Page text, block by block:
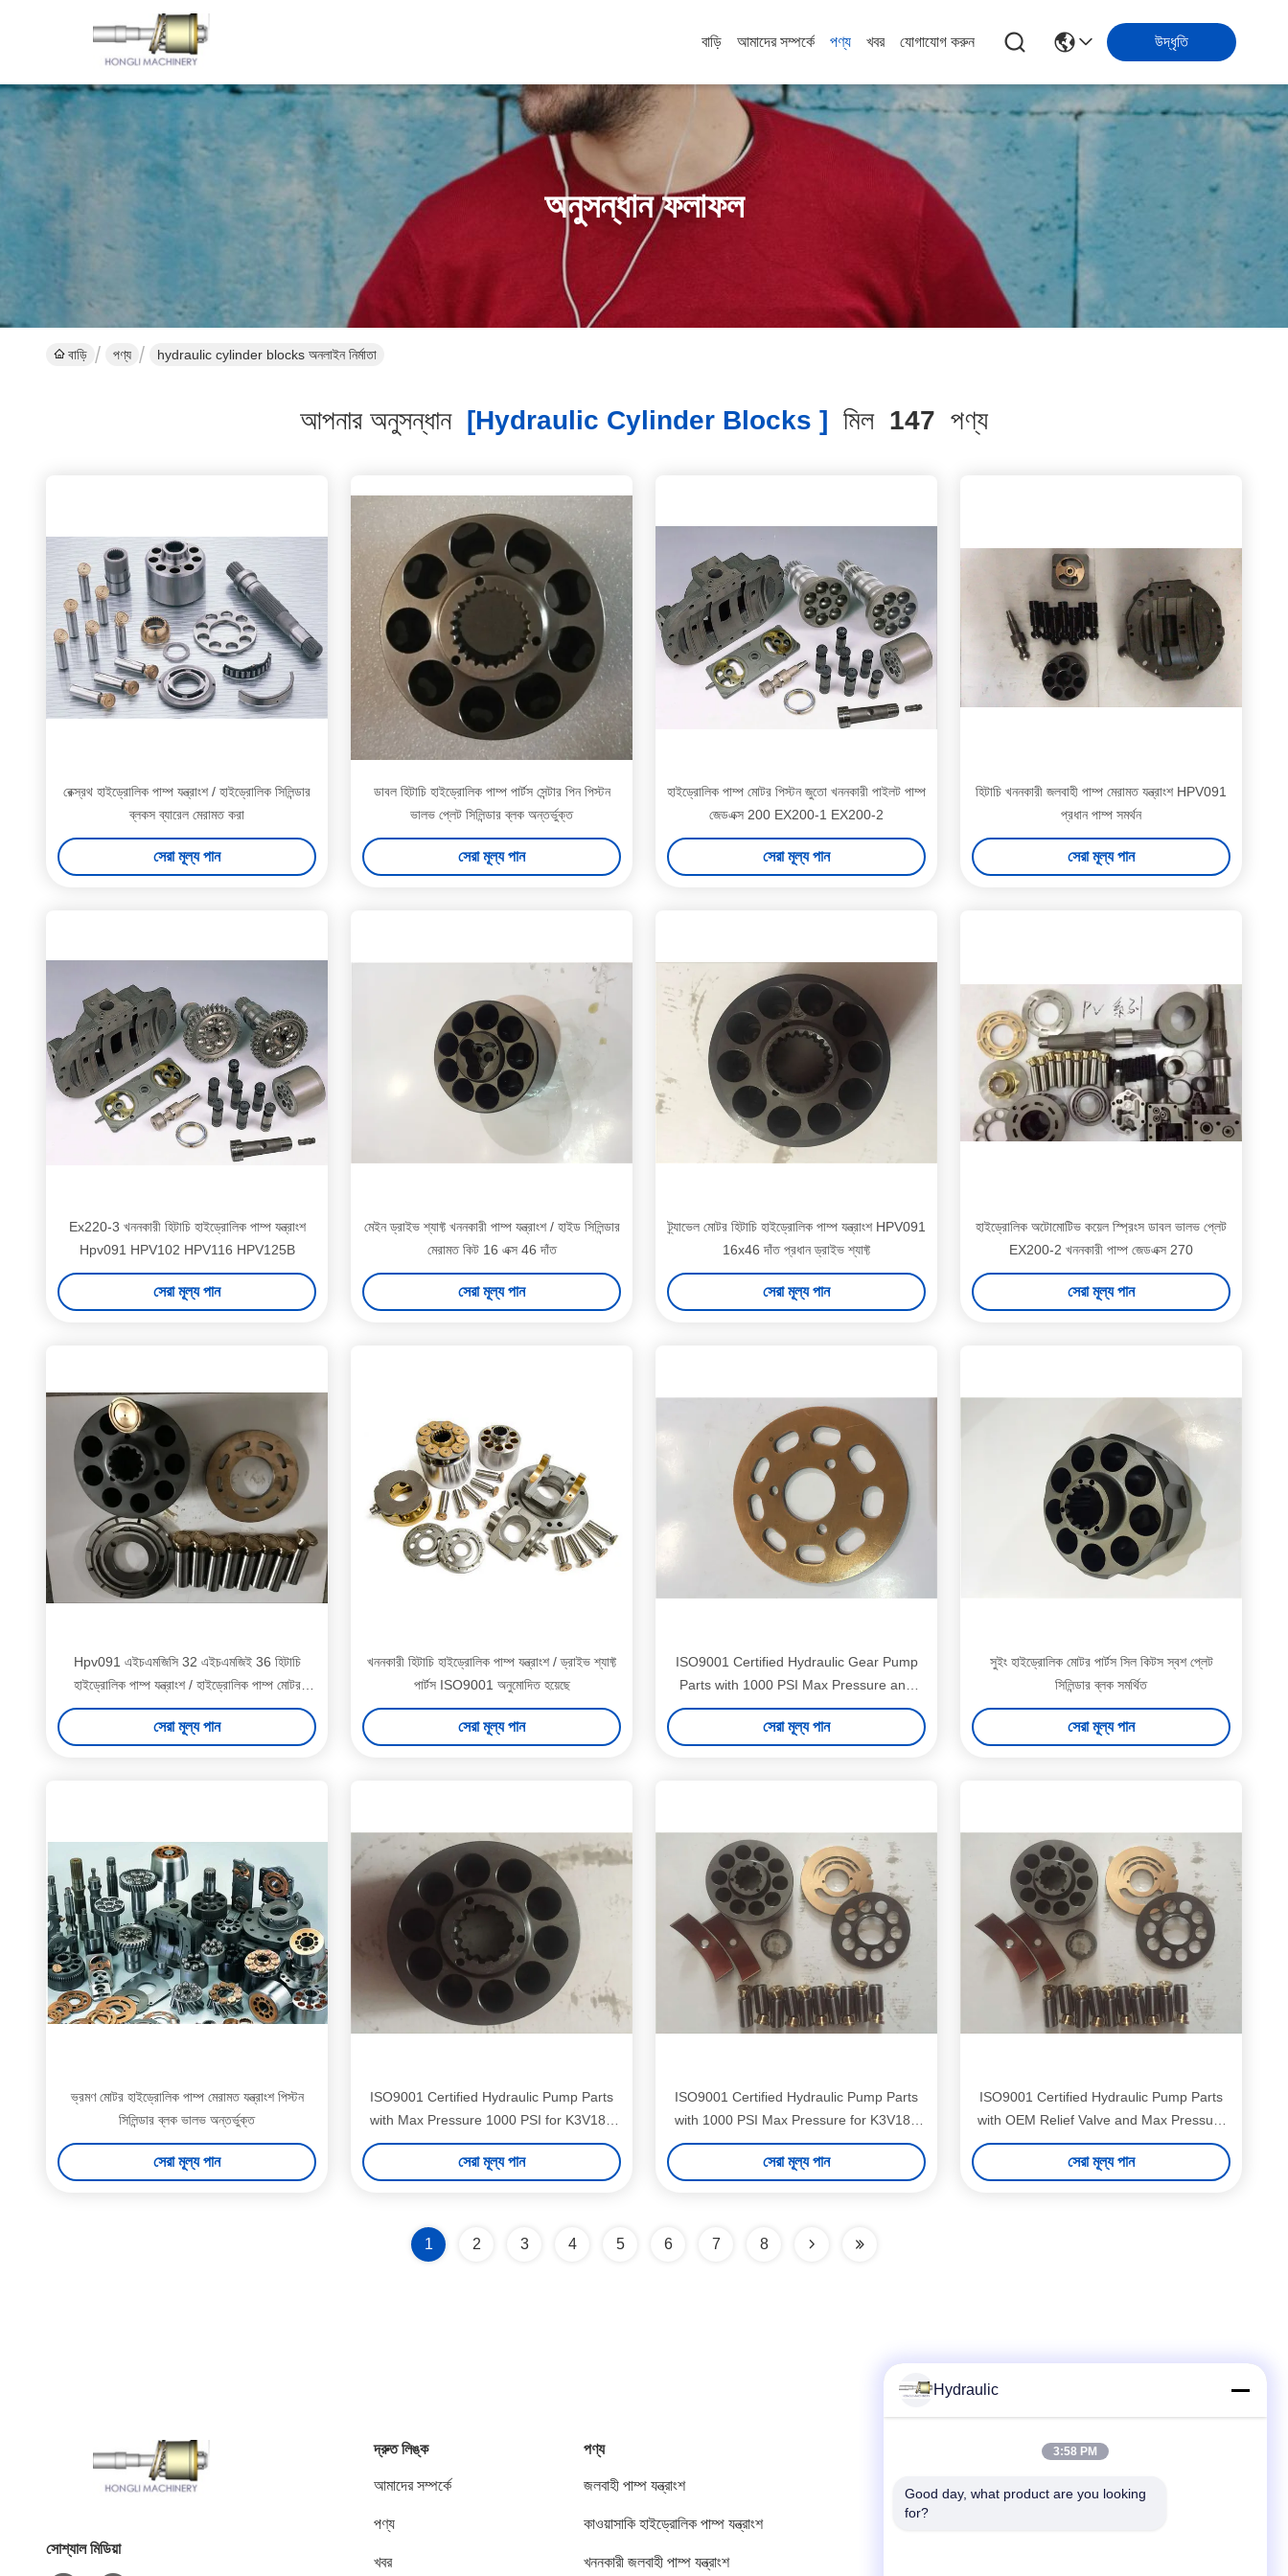
বাড়ি আমাদের সম্পর্কে পণ্য খবর যোগাযোগ করুন উদ্ধৃতি
অনুসন্ধান ফলাফল
বাড়ি পণ্য hydraulic cylinder blocks অনলাইন নির্মাতা
আপনার অনুসন্ধান[hydraulic Cylinder Blocks ] মিল 147 পণ্য
রেক্স্রথ হাইড্রোলিক পাম্প যন্ত্রাংশ / হাইড্রোলিক সিলিন্ডার
ব্লকস ব্যারেল মেরামত করা
সেরা মূল্য পান
ডাবল হিটাচি হাইড্রোলিক পাম্প পার্টস সেন্টার পিন পিস্টন
ভালভ প্লেট সিলিন্ডার ব্লক অন্তর্ভুক্ত
সেরা মূল্য পান
হাইড্রোলিক পাম্প মোটর পিস্টন জুতো খননকারী পাইলট পাম্প
জেডএক্স 200 EX200-1 EX200-2
সেরা মূল্য পান
হিটাচি খননকারী জলবাহী পাম্প মেরামত যন্ত্রাংশ HPV091
প্রধান পাম্প সমর্থন
সেরা মূল্য পান
Ex220-3 খননকারী হিটাচি হাইড্রোলিক পাম্প যন্ত্রাংশ
Hpv091 HPV102 HPV116 HPV125B
সেরা মূল্য পান
মেইন ড্রাইভ শ্যাফ্ট খননকারী পাম্প যন্ত্রাংশ / হাইড সিলিন্ডার
মেরামত কিট 16 এক্স 46 দাঁত
সেরা মূল্য পান
ট্র্যাভেল মোটর হিটাচি হাইড্রোলিক পাম্প যন্ত্রাংশ HPV091
16x46 দাঁত প্রধান ড্রাইভ শ্যাফ্ট
সেরা মূল্য পান
হাইড্রোলিক অটোমোটিভ কয়েল স্প্রিংস ডাবল ভালভ প্লেট
EX200-2 খননকারী পাম্প জেডএক্স 270
সেরা মূল্য পান
Hpv091 এইচএমজিসি 32 এইচএমজিই 36 হিটাচি
হাইড্রোলিক পাম্প যন্ত্রাংশ / হাইড্রোলিক পাম্প মোটর
যন্ত্রাংশ
সেরা মূল্য পান
খননকারী হিটাচি হাইড্রোলিক পাম্প যন্ত্রাংশ / ড্রাইভ শ্যাফ্ট
পার্টস ISO9001 অনুমোদিত হয়েছে
সেরা মূল্য পান
ISO9001 Certified Hydraulic Gear Pump
Parts with 1000 PSI Max Pressure and
Teijin Seiki GM28/GM35/GM38
Compatibility
সেরা মূল্য পান
সুইং হাইড্রোলিক মোটর পার্টস সিল কিটস স্বশ প্লেট
সিলিন্ডার ব্লক সমর্থিত
সেরা মূল্য পান
ভ্রমণ মোটর হাইড্রোলিক পাম্প মেরামত যন্ত্রাংশ পিস্টন
সিলিন্ডার ব্লক ভালভ অন্তর্ভুক্ত
সেরা মূল্য পান
ISO9001 Certified Hydraulic Pump Parts
with Max Pressure 1000 PSI for K3V180
Pump Model
সেরা মূল্য পান
ISO9001 Certified Hydraulic Pump Parts
with 1000 PSI Max Pressure for K3V180
Pump Model
সেরা মূল্য পান
ISO9001 Certified Hydraulic Pump Parts
with OEM Relief Valve and Max Pressure
1000 PSI
সেরা মূল্য পান
1 2 3 4 5 6 7 8
সোশ্যাল মিডিয়া
দ্রুত লিঙ্ক
আমাদের সম্পর্কে
পণ্য
খবর
পণ্য
জলবাহী পাম্প যন্ত্রাংশ
কাওয়াসাকি হাইড্রোলিক পাম্প যন্ত্রাংশ
খননকারী জলবাহী পাম্প যন্ত্রাংশ
টেলিফোন:
Hydraulic
3:58 PM
Good day, what product are you looking
for?